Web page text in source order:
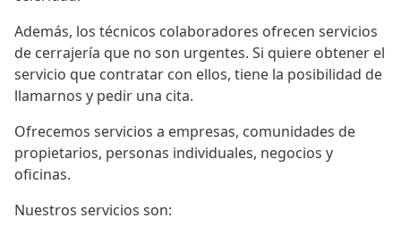
Además, los técnicos colaboradores ofrecen servicios
de cerrajería que no son urgentes. Si quiere obtener el
servicio que contratar con ellos, tiene la posibilidad de
llamarnos y pedir una cita.
Ofrecemos servicios a empresas, comunidades de
propietarios, personas individuales, negocios y
oficinas.
Nuestros servicios son: